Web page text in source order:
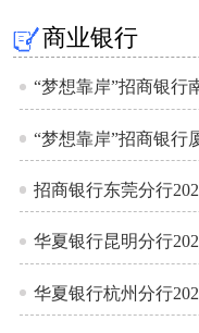
商业银行
“梦想靠岸”招商银行
“梦想靠岸”招商银行
招商银行东莞分行
华夏银行昆明分行
华夏银行杭州分行